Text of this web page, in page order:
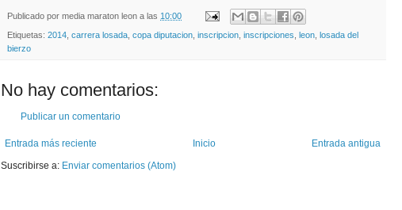
Publicado por media maraton leon a las 10:00
Etiquetas: 2014 carrera losada copa diputacion inscripcion inscripciones leon losada del
bierzo
No hay comentarios:
Publicar un comentario
Entrada más reciente Entrada antigua
Inicio
Suscribirse a: Enviar comentarios (Atom)